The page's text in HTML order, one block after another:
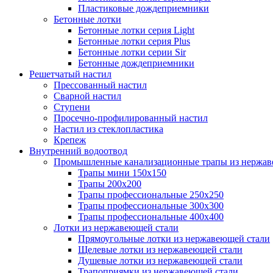
Пластиковые дождеприемники
Бетонные лотки
Бетонные лотки серия Light
Бетонные лотки серия Plus
Бетонные лотки серии Sir
Бетонные дождеприемники
Решетчатый настил
Прессованный настил
Сварной настил
Ступени
Просечно-профилированный настил
Настил из стеклопластика
Крепеж
Внутренний водоотвод
Промышленные канализационные трапы из
Трапы мини 150х150
Трапы 200х200
Трапы профессиональные 250х250
Трапы профессиональные 300х300
Трапы профессиональные 400х400
Лотки из нержавеющей стали
Прямоугольные лотки из нержавеющей стали
Щелевые лотки из нержавеющей стали
Душевые лотки из нержавеющей стали